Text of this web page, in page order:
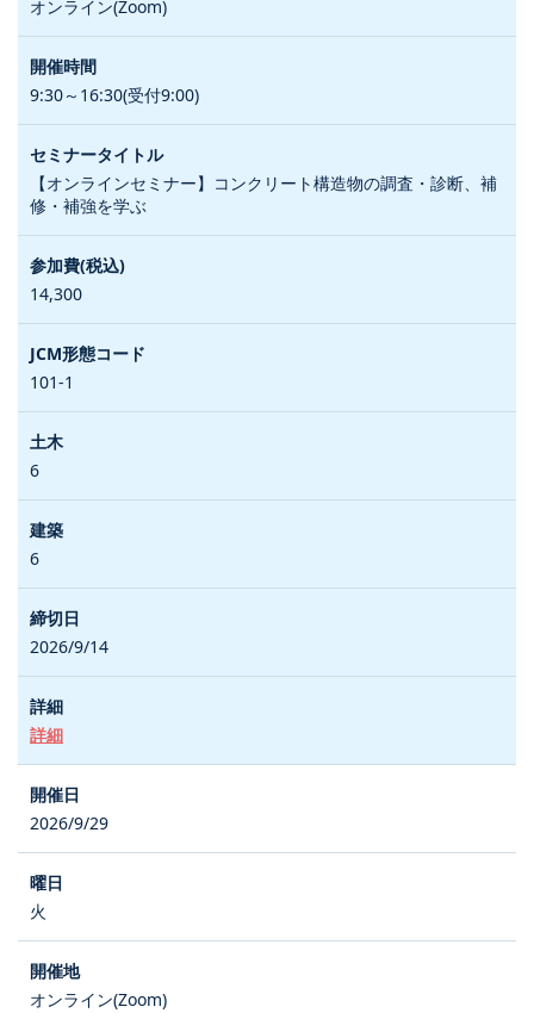
オンライン(Zoom)
9:30～16:30(受付9:00)
【オンラインセミナー】コンクリート構造物の調査・診断、補
修・補強を学ぶ
14,300
101-1
6
6
2026/9/14
詳細
2026/9/29
火
オンライン(Zoom)